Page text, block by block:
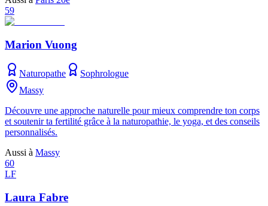
59
Marion Vuong
Naturopathe
Sophrologue
Massy
Découvre une approche naturelle pour mieux comprendre ton corps
et soutenir ta fertilité grâce à la naturopathie, le yoga, et des conseils
personnalisés.
Aussi à Massy
60
LF
Laura Fabre